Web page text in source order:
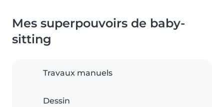
Mes superpouvoirs de baby-
sitting
Travaux manuels
Dessin